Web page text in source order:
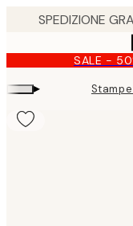
content.
SALE -
▸